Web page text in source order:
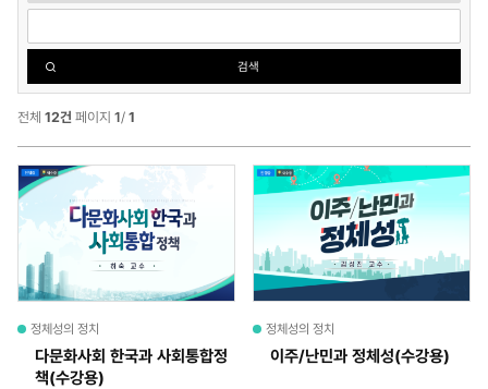
체
성
정
치
검
색
검색
전체 12건 페이지 1/ 1
정체성의 정치
다문화사회 한국과 사회통합정
책(수강용)
정체성의 정치
이주/난민과 정체성(수강용)